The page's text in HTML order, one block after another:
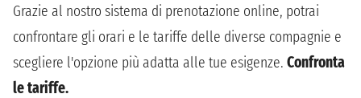
Grazie al nostro sistema di prenotazione online, potrai
confrontare gli orari e le tariffe delle diverse compagnie e
scegliere l'opzione più adatta alle tue esigenze. Confronta
le tariffe.